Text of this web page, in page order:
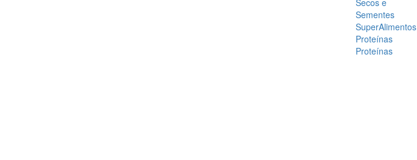
Sementes
SuperAlimentos
Proteínas
Proteínas